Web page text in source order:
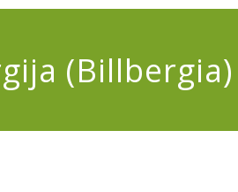
(Billbergia)